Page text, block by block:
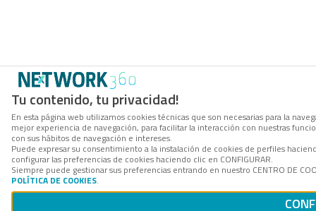
Tu contenido, tu privacidad!
En esta página web utilizamos cookies técnicas que son necesarias para la
mejor experiencia de navegación, para facilitar la interacción con nuestras
con sus hábitos de navegación e intereses.
Puede expresar su consentimiento a la instalación de cookies de perfiles
configurar las preferencias de cookies haciendo clic en CONFIGURAR.
Siempre puede gestionar sus preferencias entrando en nuestro CENTRO DE
POLÍTICA DE COOKIES.